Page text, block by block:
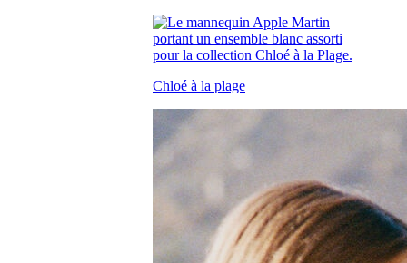
Chloé à la plage